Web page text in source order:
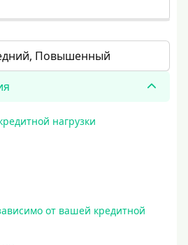
Повышенный
нагрузки
от вашей кредитной